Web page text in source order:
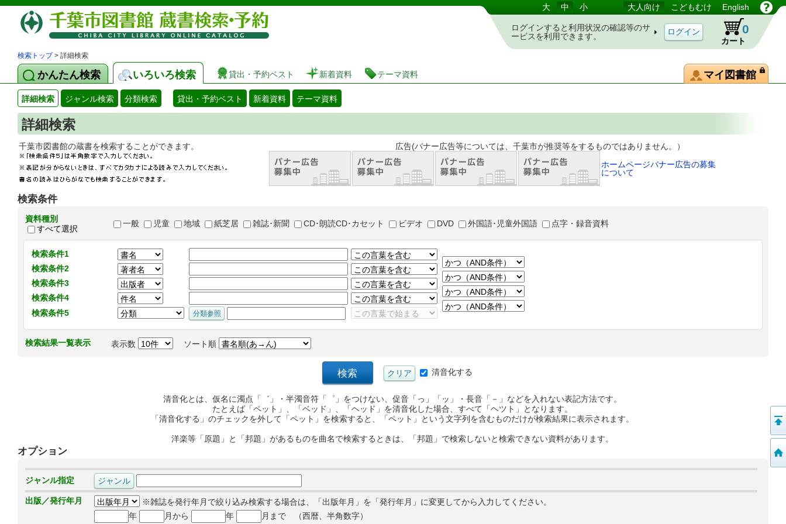
図書館 蔵書検索・予約システム 大 中 小 大人向け こどもむけ English
ログインすると利用状況の確認等のサ
ービスを利用できます。
カート
0
検索トップ> 詳細検索
かんたん検索 いろいろ検索 貸出・予約ベスト 新着資料 テーマ資料 マイ図書館
詳細検索 ジャンル検索 分類検索 貸出・予約ベスト 新着資料 テーマ資料
詳細検索
千葉市図書館の蔵書を検索することができます。 広告(バナー広告等については、千葉市が推奨等をするものではありません。）
ホームページバナー広告の募集
について
検索条件
資料種別
すべて選択
一般 児童 地域 紙芝居 雑誌･新聞 CD･朗読CD･カセット ビデオ DVD 外国語･児童外国語 点字・録音資料
検索条件1
検索条件2
検索条件3
検索条件4
検索条件5
検索結果一覧表示 表示数 ソート順
清音化する
清音化とは、仮名に濁点「゛」・半濁音符「゜」をつけない、促音「っ」「ッ」・長音「－」などを入れない表記方法です。
たとえば「ペット」、「ベッド」、「ヘッド」を清音化した場合、すべて「ヘツト」となります。
「清音化する」のチェックを外して「ペット」を検索すると、「ペット」という文字列を含むものだけが検索結果に表示されます。
洋楽等「原題」と「邦題」があるものを曲名で検索するときは、「邦題」で検索しないと検索できない資料があります。
オプション
ジャンル指定
出版／発行年月
※雑誌を発行年月で絞り込み検索する場合は、「出版年月」を「発行年月」に変更してから入力してください。
年
月から 年 月まで （西暦、半角数字）